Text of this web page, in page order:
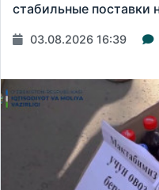
стабильные поставки
03.08.2026 16:39